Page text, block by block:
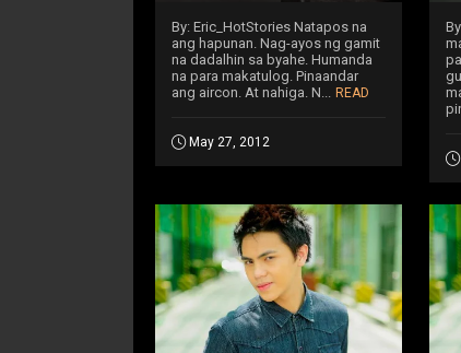
By: Eric_HotStories Natapos na
ang hapunan. Nag-ayos ng gamit
na dadalhin sa byahe. Humanda
na para makatulog. Pinaandar
ang aircon. At nahiga. N... READ
May 27, 2012